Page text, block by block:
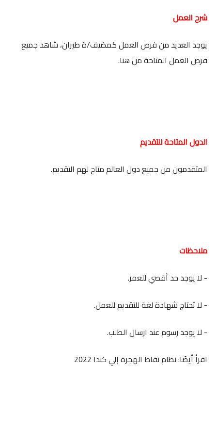
شرح العمل
يوجد العديد من فرص العمل كمضيف/ة طيران، شاهد جميع
فرص العمل المتاحة من هنا.
الدول المتاحة للتقديم
المتقدمون من جميع دول العالم متاح لهم التقديم.
ملاحظات
- لا يوجد حد أقصي للعمر.
- لا تحتاج شهادة لغة للتقديم للعمل.
- لا يوجد رسوم عند ارسال الطلب.
اقرأ أيضًا: نظام نقاط الهجرة إلي كندا 2022